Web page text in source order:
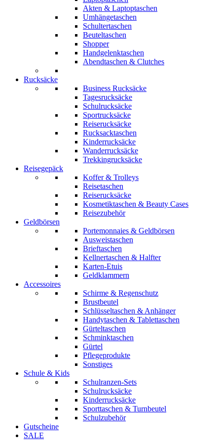
Akten & Laptoptaschen
Umhängetaschen
Schultertaschen
Beuteltaschen
Shopper
Handgelenktaschen
Abendtaschen & Clutches
Rucksäcke
Business Rucksäcke
Tagesrucksäcke
Schulrucksäcke
Sportrucksäcke
Reiserucksäcke
Rucksacktaschen
Kinderrucksäcke
Wanderrucksäcke
Trekkingrucksäcke
Reisegepäck
Koffer & Trolleys
Reisetaschen
Reiserucksäcke
Kosmetiktaschen & Beauty Cases
Reisezubehör
Geldbörsen
Portemonnaies & Geldbörsen
Ausweistaschen
Brieftaschen
Kellnertaschen & Halfter
Karten-Etuis
Geldklammern
Accessoires
Schirme & Regenschutz
Brustbeutel
Schlüsseltaschen & Anhänger
Handytaschen & Tablettaschen
Gürteltaschen
Schminktaschen
Gürtel
Pflegeprodukte
Sonstiges
Schule & Kids
Schulranzen-Sets
Schulrucksäcke
Kinderrucksäcke
Sporttaschen & Turnbeutel
Schulzubehör
Gutscheine
SALE